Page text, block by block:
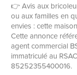
👉 Avis aux
ou aux familles en
envies : cette
Cette annonce
agent commercial
immatriculé au
85252355400016.